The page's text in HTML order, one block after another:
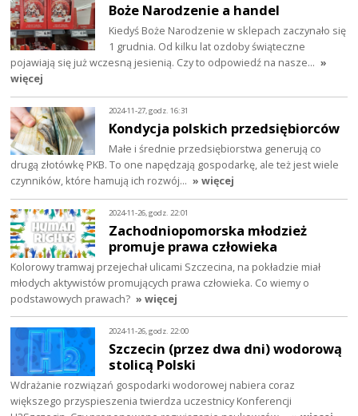
Boże Narodzenie a handel
Kiedyś Boże Narodzenie w sklepach zaczynało się
1 grudnia. Od kilku lat ozdoby świąteczne
pojawiają się już wczesną jesienią. Czy to odpowiedź na nasze… »
więcej
2024-11-27, godz. 16:31
Kondycja polskich przedsiębiorców
Małe i średnie przedsiębiorstwa generują co
drugą złotówkę PKB. To one napędzają gospodarkę, ale też jest wiele
czynników, które hamują ich rozwój… » więcej
2024-11-26, godz. 22:01
Zachodniopomorska młodzież
promuje prawa człowieka
Kolorowy tramwaj przejechał ulicami Szczecina, na pokładzie miał
młodych aktywistów promujących prawa człowieka. Co wiemy o
podstawowych prawach? » więcej
2024-11-26, godz. 22:00
Szczecin (przez dwa dni) wodorową
stolicą Polski
Wdrażanie rozwiązań gospodarki wodorowej nabiera coraz
większego przyspieszenia twierdza uczestnicy Konferencji